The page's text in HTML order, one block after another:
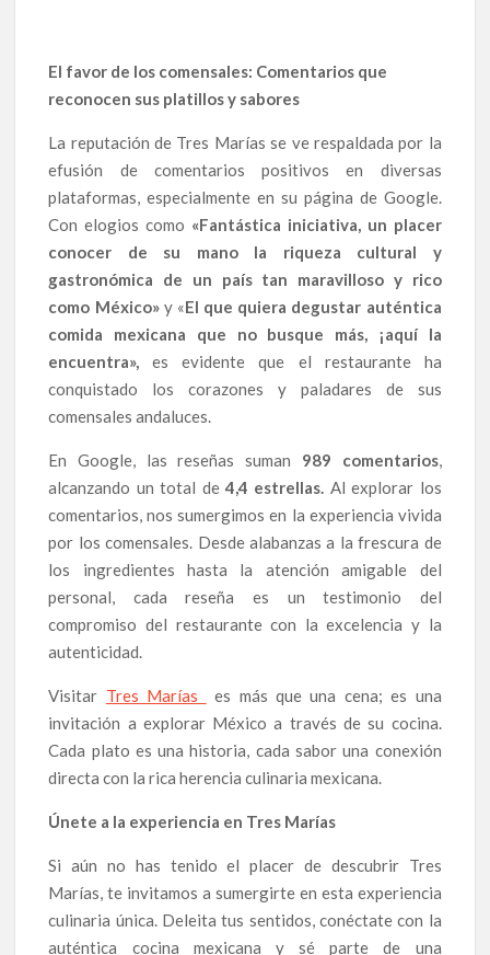
El favor de los comensales: Comentarios que
reconocen sus platillos y sabores
La reputación de Tres Marías se ve respaldada por la
efusión de comentarios positivos en diversas
plataformas, especialmente en su página de Google.
Con elogios como «Fantástica iniciativa, un placer
conocer de su mano la riqueza cultural y
gastronómica de un país tan maravilloso y rico
como México»y «El que quiera degustar auténtica
comida mexicana que no busque más, ¡aquí la
encuentra», es evidente que el restaurante ha
conquistado los corazones y paladares de sus
comensales andaluces.
En Google, las reseñas suman 989 comentarios,
alcanzando un total de4,4 estrellas. Al explorar los
comentarios, nos sumergimos en la experiencia vivida
por los comensales. Desde alabanzas a la frescura de
los ingredientes hasta la atención amigable del
personal, cada reseña es un testimonio del
compromiso del restaurante con la excelencia y la
autenticidad.
Visitar Tres Marías
es más que una cena; es una
invitación a explorar México a través de su cocina.
Cada plato es una historia, cada sabor una conexión
directa con la rica herencia culinaria mexicana.
Únete a la experiencia en Tres Marías
Si aún no has tenido el placer de descubrir Tres
Marías, te invitamos a sumergirte en esta experiencia
culinaria única. Deleita tus sentidos, conéctate con la
auténtica cocina mexicana y sé parte de una